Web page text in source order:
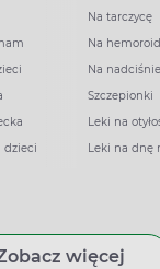
dzieci
Na tarczycę
Na
Na
Szczepionki
Leki na
Leki na dnę
więcej